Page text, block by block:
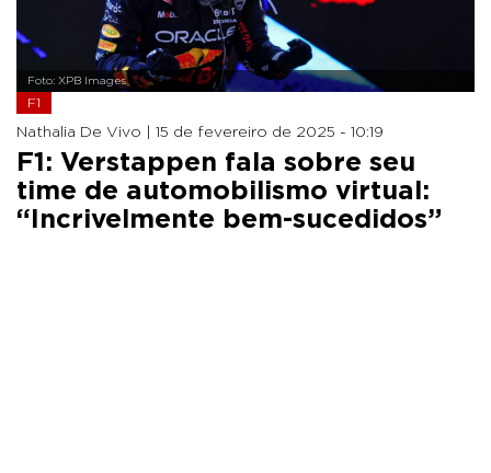
Foto: XPB Images
F1
Nathalia De Vivo | 15 de fevereiro de 2025 - 10:19
F1: Verstappen fala sobre seu
time de automobilismo virtual:
“Incrivelmente bem-sucedidos”